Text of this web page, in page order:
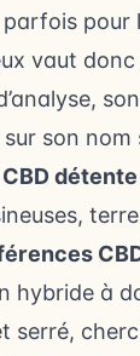
parfois pour
vaut
son nom
détente
hybride à
serré,